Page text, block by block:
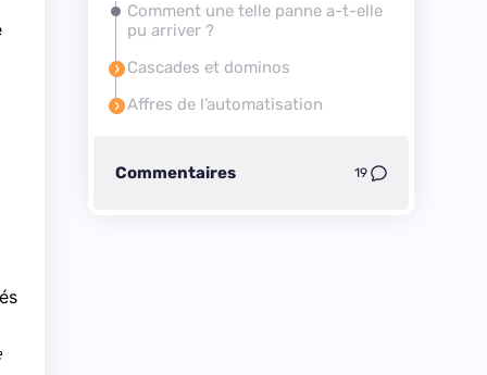
Comment une telle panne a-t-elle
pu arriver ?
Cascades et dominos
Affres de l’automatisation
Commentaires 19